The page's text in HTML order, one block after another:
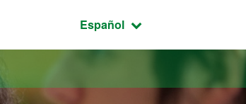
Idioma seleccionado:
Español